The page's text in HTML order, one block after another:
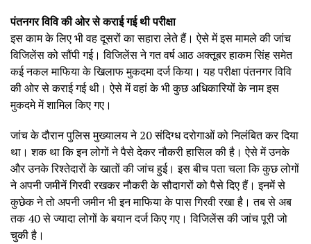
पंतनगर विवि की ओर से कराई गई थी परीक्षा
इस काम के लिए भी वह दूसरों का सहारा लेते हैं। ऐसे में इस मामले की जांच
विजिलेंस को सौंपी गई। विजिलेंस ने गत वर्ष आठ अक्तूबर हाकम सिंह समेत
कई नकल माफिया के खिलाफ मुकदमा दर्ज किया। यह परीक्षा पंतनगर विवि
की ओर से कराई गई थी। ऐसे में वहां के भी कुछ अधिकारियों के नाम इस
मुकदमे में शामिल किए गए।
जांच के दौरान पुलिस मुख्यालय ने 20 संदिग्ध दरोगाओं को निलंबित कर दिया
था। शक था कि इन लोगों ने पैसे देकर नौकरी हासिल की है। ऐसे में उनके
और उनके रिश्तेदारों के खातों की जांच हुई। इस बीच पता चला कि कुछ लोगों
ने अपनी जमीनें गिरवी रखकर नौकरी के सौदागरों को पैसे दिए हैं। इनमें से
कुछेक ने तो अपनी जमीन भी इन माफिया के पास गिरवी रखा है। तब से अब
तक 40 से ज्यादा लोगों के बयान दर्ज किए गए। विजिलेंस की जांच पूरी जो
चुकी है।